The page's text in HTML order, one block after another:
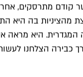
קודם מתרסקים,
מהציניות בה היא
היא מראה
הצלחנו